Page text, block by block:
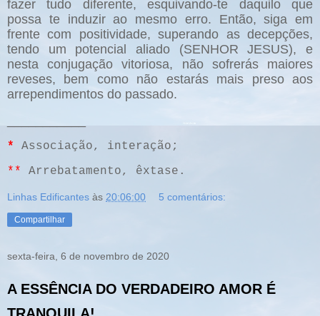
fazer tudo diferente, esquivando-te daquilo que
possa te induzir ao mesmo erro. Então, siga em
frente com positividade, superando as decepções,
tendo um potencial aliado (SENHOR JESUS), e
nesta conjugação vitoriosa, não sofrerás maiores
reveses, bem como não estarás mais preso aos
arrependimentos do passado.
*
Associação, interação;
**
Arrebatamento, êxtase.
Linhas Edificantes às 20:06:00 5 comentários:
Compartilhar
sexta-feira, 6 de novembro de 2020
A ESSÊNCIA DO VERDADEIRO AMOR É